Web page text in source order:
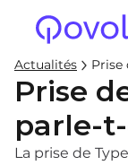
Actualités Prise
Prise
parle-
La prise de